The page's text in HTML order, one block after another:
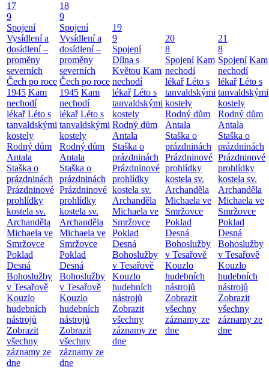
17
9
Spojení
Vysídlení a
dosídlení –
proměny
severních
Čech po roce
1945 Kam
nechodí
lékař Léto s
tanvaldskými
kostely
Rodný dům
Antala
Staška o
prázdninách
Prázdninové
prohlídky
kostela sv.
Archanděla
Michaela ve
Smržovce
Poklad
Desná
Bohoslužby
v Tesařově
Kouzlo
hudebních
nástrojů
Zobrazit
všechny
záznamy ze
dne
18
9
Spojení
Vysídlení a
dosídlení –
proměny
severních
Čech po roce
1945 Kam
nechodí
lékař Léto s
tanvaldskými
kostely
Rodný dům
Antala
Staška o
prázdninách
Prázdninové
prohlídky
kostela sv.
Archanděla
Michaela ve
Smržovce
Poklad
Desná
Bohoslužby
v Tesařově
Kouzlo
hudebních
nástrojů
Zobrazit
všechny
záznamy ze
dne
19
9
Spojení
Dílna s
Květou Kam
nechodí
lékař Léto s
tanvaldskými
kostely
Rodný dům
Antala
Staška o
prázdninách
Prázdninové
prohlídky
kostela sv.
Archanděla
Michaela ve
Smržovce
Poklad
Desná
Bohoslužby
v Tesařově
Kouzlo
hudebních
nástrojů
Zobrazit
všechny
záznamy ze
dne
20
8
Spojení Kam
nechodí
lékař Léto s
tanvaldskými
kostely
Rodný dům
Antala
Staška o
prázdninách
Prázdninové
prohlídky
kostela sv.
Archanděla
Michaela ve
Smržovce
Poklad
Desná
Bohoslužby
v Tesařově
Kouzlo
hudebních
nástrojů
Zobrazit
všechny
záznamy ze
dne
21
8
Spojení Kam
nechodí
lékař Léto s
tanvaldskými
kostely
Rodný dům
Antala
Staška o
prázdninách
Prázdninové
prohlídky
kostela sv.
Archanděla
Michaela ve
Smržovce
Poklad
Desná
Bohoslužby
v Tesařově
Kouzlo
hudebních
nástrojů
Zobrazit
všechny
záznamy ze
dne